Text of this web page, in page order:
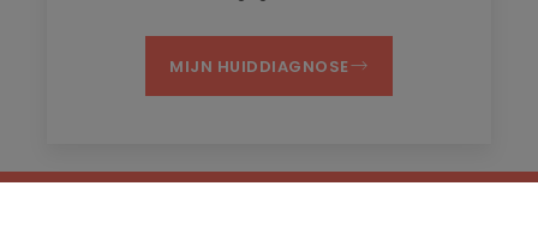
MIJN HUIDDIAGNOSE
Contact Veelgestelde vragen